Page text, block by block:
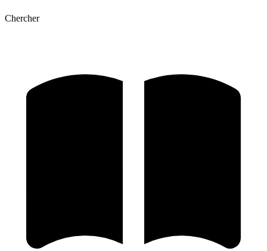
Chercher